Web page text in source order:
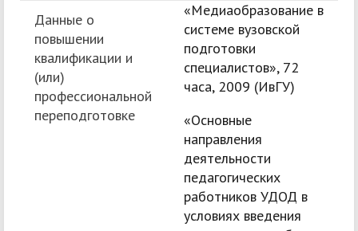
Данные о
повышении
квалификации и
(или)
профессиональной
переподготовке
«Медиаобразование в
системе вузовской
подготовки
специалистов», 72
часа, 2009 (ИвГУ)
«Основные
направления
деятельности
педагогических
работников УДОД в
условиях введения